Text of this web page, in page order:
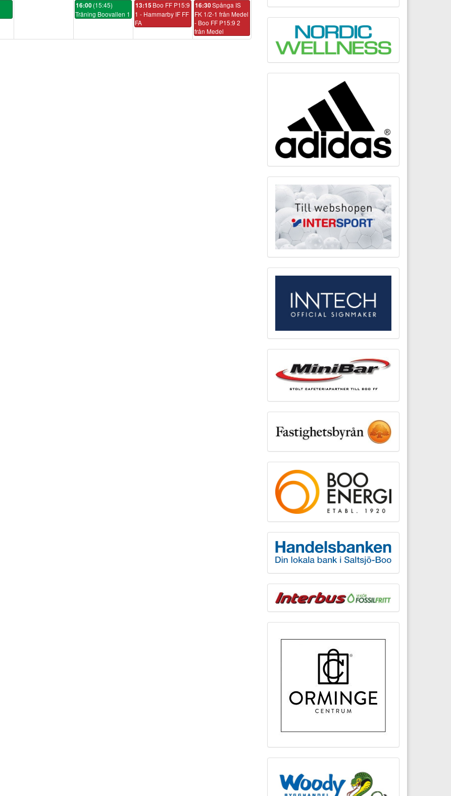
13:15 Boo FF P15:9
1 - Hammarby IF FF
FA
16:30Spånga IS
FK 1/2-1 från Medel
- Boo FF P15:9 2
från Medel
16:00(15:45)
Träning Boovallen 1